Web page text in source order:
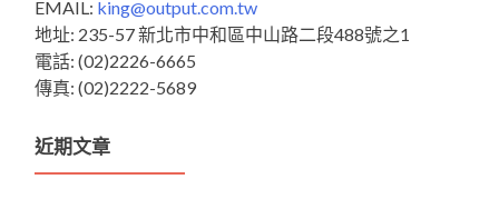
EMAIL: king@output.com.tw
地址: 235-57 新北市中和區中山路二段488號之1
電話: (02)2226-6665
傳真: (02)2222-5689
近期文章